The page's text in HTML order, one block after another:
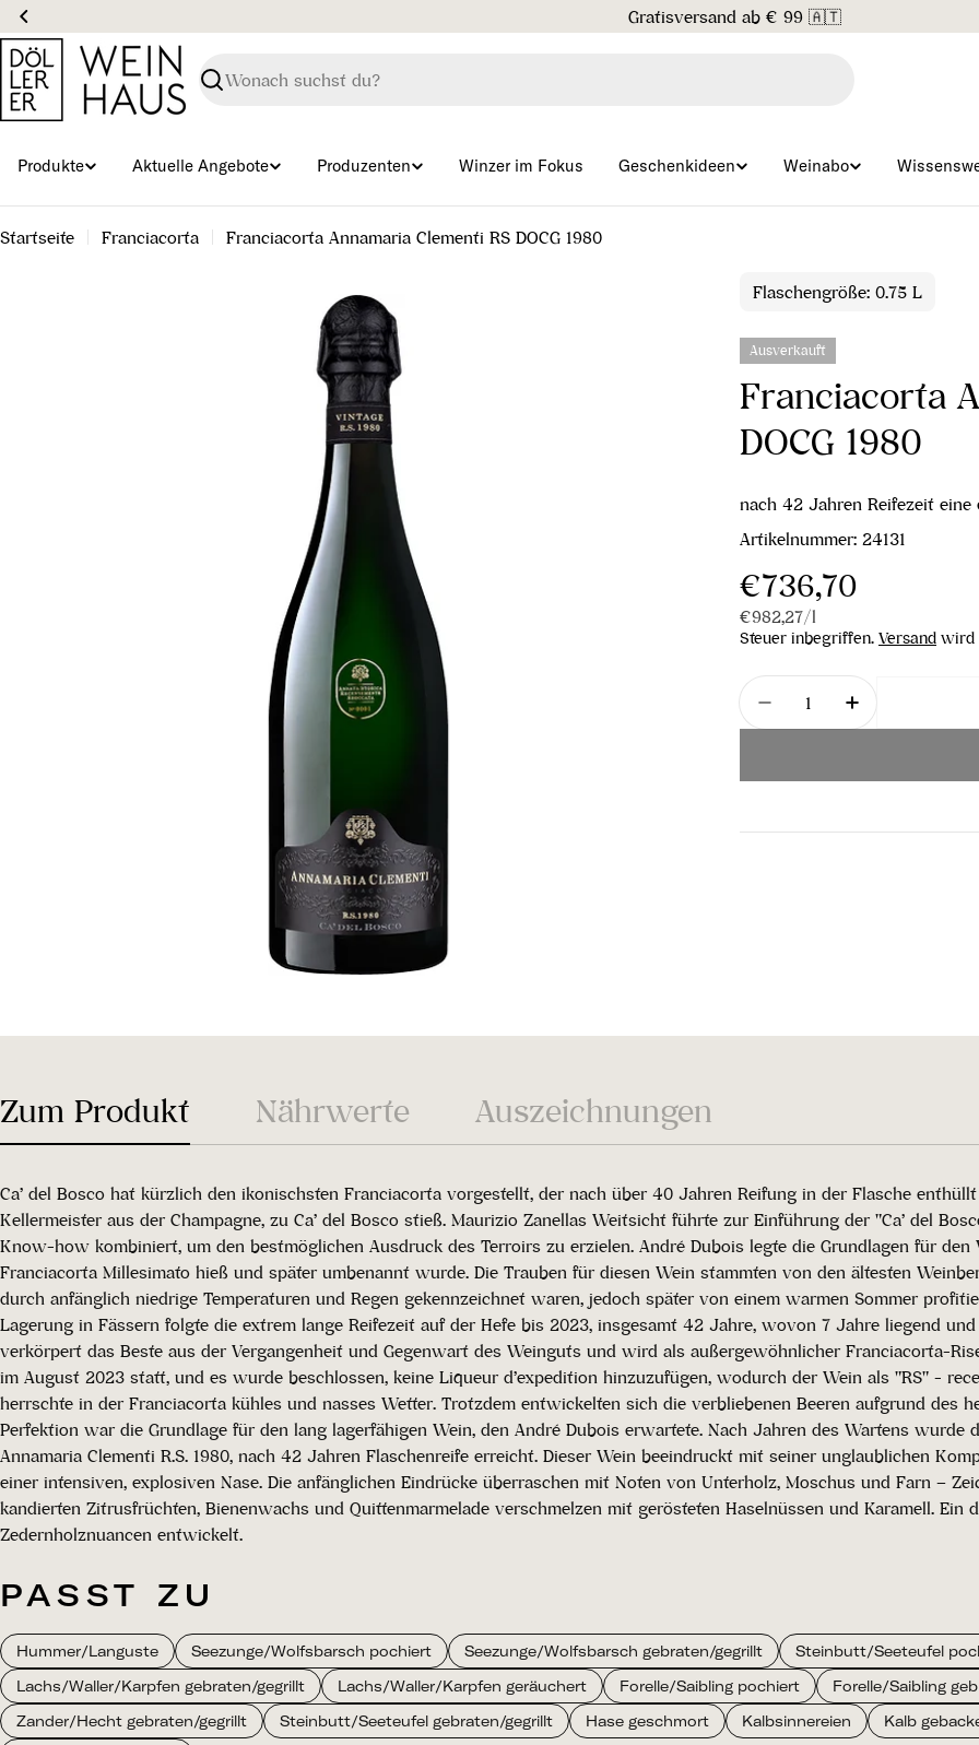
Zum
Inhalt
springen
Gratisversand ab € 99 🇦🇹
Suchen
Produkte Aktuelle Angebote Produzenten Winzer im Fokus Geschenkideen Weinabo
Startseite Franciacorta Franciacorta Annamaria Clementi RS DOCG 1980
Flaschengröße: 0.75 L
Ausverkauft
Franciacorta
DOCG 1980
nach 42 Jahren Reifezeit eine
Artikelnummer: 24131
Regulärer
Preis
€736,70
Stückpreis
€982,27/pro
l
Steuer inbegriffen. Versand wird
Menge
Menge fürMenge für
Zum Produkt Nährwerte Auszeichnungen
Ca’ del Bosco hat kürzlich den ikonischsten Franciacorta vorgestellt, der nach über 40 Jahren Reifung in der Flasche
Kellermeister aus der Champagne, zu Ca’ del Bosco stieß. Maurizio Zanellas Weitsicht führte zur Einführung der "Ca’ del
Know-how kombiniert, um den bestmöglichen Ausdruck des Terroirs zu erzielen. André Dubois legte die Grundlagen für den
Franciacorta Millesimato hieß und später umbenannt wurde. Die Trauben für diesen Wein stammten von den ältesten
durch anfänglich niedrige Temperaturen und Regen gekennzeichnet waren, jedoch später von einem warmen Sommer
Lagerung in Fässern folgte die extrem lange Reifezeit auf der Hefe bis 2023, insgesamt 42 Jahre, wovon 7 Jahre liegend
verkörpert das Beste aus der Vergangenheit und Gegenwart des Weinguts und wird als außergewöhnlicher Franciacorta-
im August 2023 statt, und es wurde beschlossen, keine Liqueur d’expedition hinzuzufügen, wodurch der Wein als "RS" -
herrschte in der Franciacorta kühles und nasses Wetter. Trotzdem entwickelten sich die verbliebenen Beeren aufgrund des
Perfektion war die Grundlage für den lang lagerfähigen Wein, den André Dubois erwartete. Nach Jahren des Wartens
Annamaria Clementi R.S. 1980, nach 42 Jahren Flaschenreife erreicht. Dieser Wein beeindruckt mit seiner unglaublichen
einer intensiven, explosiven Nase. Die anfänglichen Eindrücke überraschen mit Noten von Unterholz, Moschus und Farn –
kandierten Zitrusfrüchten, Bienenwachs und Quittenmarmelade verschmelzen mit gerösteten Haselnüssen und Karamell.
Zedernholznuancen entwickelt.
PASST ZU
Hummer/Languste Seezunge/Wolfsbarsch pochiert Seezunge/Wolfsbarsch gebraten/gegrillt
Steinbutt/Seeteufel
Lachs/Waller/Karpfen gebraten/gegrillt
Lachs/Waller/Karpfen geräuchert Forelle/Saibling pochiert
Forelle/Saibling
Zander/Hecht gebraten/gegrillt
Steinbutt/Seeteufel gebraten/gegrillt Hase geschmort Kalbsinnereien
Kalb